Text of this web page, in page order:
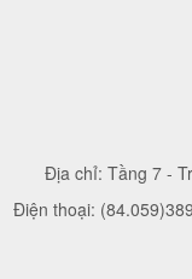
Địa chỉ: Tầng 7 -
Điện thoại: